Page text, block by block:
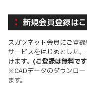
新規会員登録は
スガツネット会員にご登
サービスをはじめとした
けます。 (ご登録は無料で
※CADデータのダウンロ
ます。